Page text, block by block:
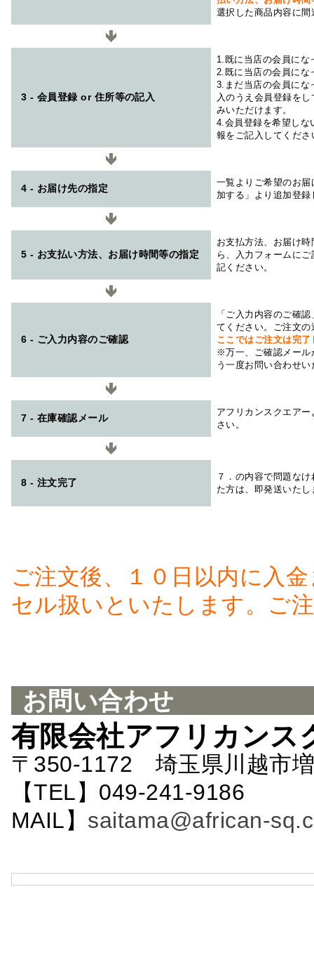
選択した商品内容に
3 - 会員登録 or 住所等の記入
1.既に当店の会員にな
2.既に当店の会員にな
3.まだ当店の会員にな
入のうえ会員登録を
みいただけます。
4.会員登録を希望しな
報をご記入してくださ
4 - お届け先の指定
一覧よりご希望のお
加する」より追加登
5 - お支払い方法、お届け時間等の指定
お支払方法、お届け
ら、入力フォームに
記ください。
6 - ご入力内容のご確認
「ご入力内容のご確
てください。ご注文
ここではご注文は完
※万一、ご確認メール
う一度お問い合わせ
7 - 在庫確認メール
アフリカンスクエアー
さい。
8 - 注文完了
７．の内容で問題な
た方は、即発送いたし
ご注文後、１０日以内に入
セル扱いといたします。ご
お問い合わせ
有限会社アフリカンス
〒350-1172 埼玉県川越市
【TEL】049-241-
MAIL】 saitama@african-